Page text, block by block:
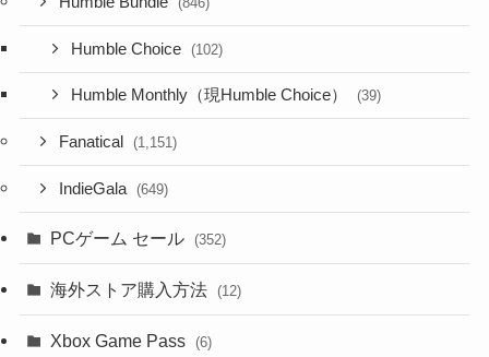
Humble Choice (102)
Humble Monthly（現Humble Choice） (39)
Fanatical (1,151)
IndieGala (649)
PCゲーム セール (352)
海外ストア購入方法 (12)
Xbox Game Pass (6)